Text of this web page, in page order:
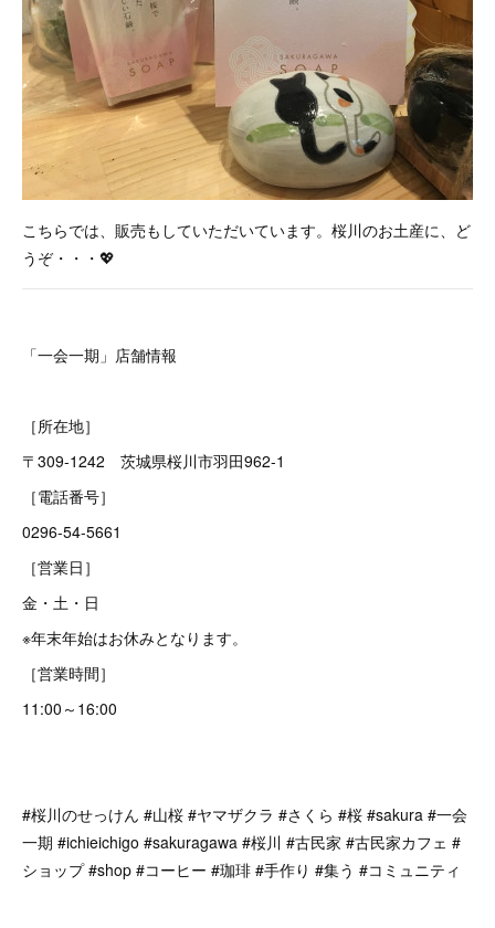
こちらでは、販売もしていただいています。桜川のお土産に、ど
うぞ・・・💖
「一会一期」店舗情報
［所在地］
〒309-1242 茨城県桜川市羽田962-1
［電話番号］
0296-54-5661
［営業日］
金・土・日
※年末年始はお休みとなります。
［営業時間］
11:00～16:00
#桜川のせっけん #山桜 #ヤマザクラ #さくら #桜 #sakura #一会
一期 #ichieichigo #sakuragawa #桜川 #古民家 #古民家カフェ #
ショップ #shop #コーヒー #珈琲 #手作り #集う #コミュニティ